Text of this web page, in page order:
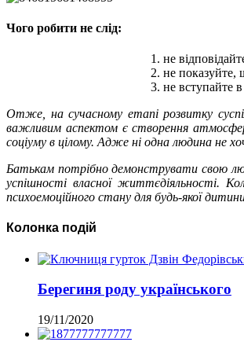
Чого робити не слід:
не
не показуйте,
не вступайте
Отже, на сучасному етапі розвитку
важливим аспектом є створення
соціуму в цілому. Адже ні одна людина не
Батькам потрібно демонструвати свою
успішності власної життєдіяльності.
психоемоційного стану для будь-якої
Колонка подій
Берегиня роду українського
19/11/2020